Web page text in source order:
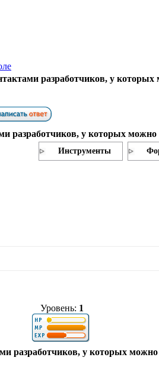
разработчиков, у
разработчиков, у которых можно
Инструменты
Уровень: 1
разработчиков, у которых можно